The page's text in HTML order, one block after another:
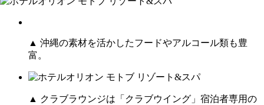
▲ 沖縄の素材を活かしたフードやアルコール類も豊
富。
▲ クラブラウンジは「クラブウイング」宿泊者専用の